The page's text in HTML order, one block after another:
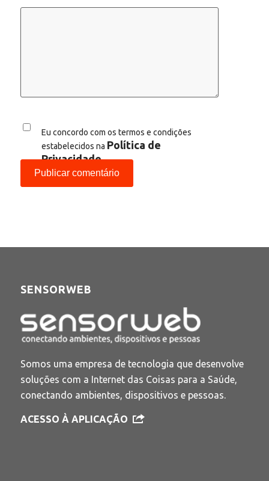
Eu concordo com os termos e condições
estabelecidos na Política de
Privacidade
SENSORWEB
Somos uma empresa de tecnologia que desenvolve
soluções com a Internet das Coisas para a Saúde,
conectando ambientes, dispositivos e pessoas.
ACESSO À APLICAÇÃO